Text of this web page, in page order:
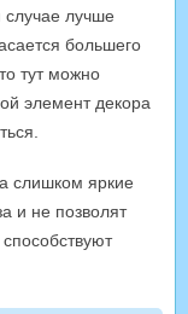
лучше
большего
тут можно
элемент декора
слишком яркие
и не позволят